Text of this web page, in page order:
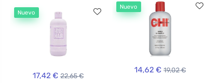
Nuevo
17,42 € 22,65 €
Nuevo
14,62 € 19,02 €